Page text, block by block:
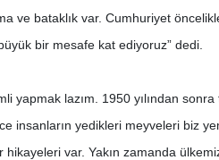
ve bataklık var. Cumhuriyet
bir mesafe kat ediyoruz” dedi.
yapmak lazım. 1950 yılından
insanların yedikleri meyveleri biz
var. Yakın zamanda